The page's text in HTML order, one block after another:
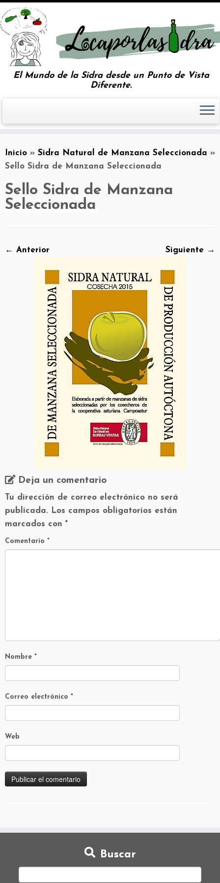
El Mundo de la Sidra desde un Punto de Vista
Diferente.
Inicio » Sidra Natural de Manzana Seleccionada »
Sello Sidra de Manzana Seleccionada
Sello Sidra de Manzana
Seleccionada
← Anterior Siguiente →
Deja un comentario
Tu dirección de correo electrónico no será
publicada. Los campos obligatorios están
marcados con *
Comentario *
Nombre *
Correo electrónico *
Web
Buscar